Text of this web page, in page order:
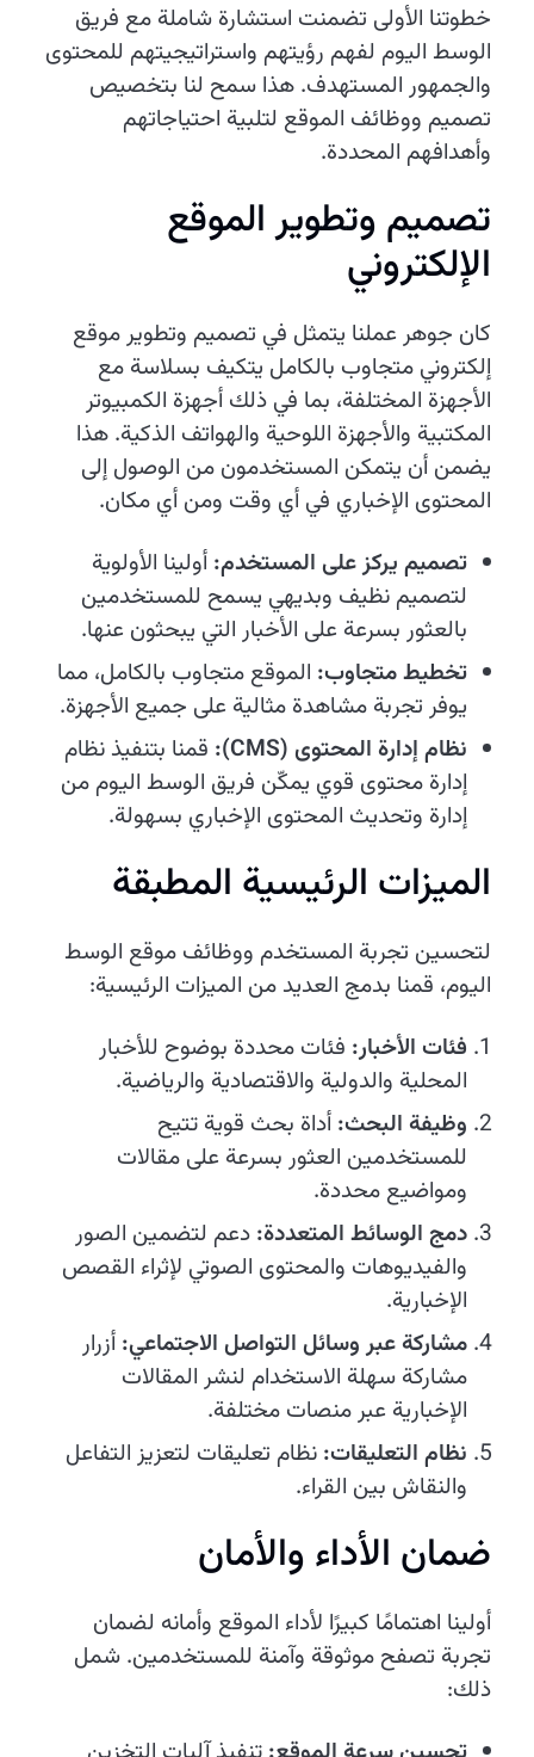
خطوتنا الأولى تضمنت استشارة شاملة مع فريق
الوسط اليوم لفهم رؤيتهم واستراتيجيتهم للمحتوى
والجمهور المستهدف. هذا سمح لنا بتخصيص
تصميم ووظائف الموقع لتلبية احتياجاتهم
وأهدافهم المحددة.
تصميم وتطوير الموقع
الإلكتروني
كان جوهر عملنا يتمثل في تصميم وتطوير موقع
إلكتروني متجاوب بالكامل يتكيف بسلاسة مع
الأجهزة المختلفة، بما في ذلك أجهزة الكمبيوتر
المكتبية والأجهزة اللوحية والهواتف الذكية. هذا
يضمن أن يتمكن المستخدمون من الوصول إلى
المحتوى الإخباري في أي وقت ومن أي مكان.
تصميم يركز على المستخدم: أولينا الأولوية
لتصميم نظيف وبديهي يسمح للمستخدمين
بالعثور بسرعة على الأخبار التي يبحثون عنها.
تخطيط متجاوب: الموقع متجاوب بالكامل، مما
يوفر تجربة مشاهدة مثالية على جميع الأجهزة.
نظام إدارة المحتوى (CMS):
قمنا بتنفيذ نظام
إدارة محتوى قوي يمكّن فريق الوسط اليوم من
إدارة وتحديث المحتوى الإخباري بسهولة.
الميزات الرئيسية المطبقة
لتحسين تجربة المستخدم ووظائف موقع الوسط
اليوم، قمنا بدمج العديد من الميزات الرئيسية:
فئات الأخبار: فئات محددة بوضوح للأخبار
المحلية والدولية والاقتصادية والرياضية.
وظيفة البحث: أداة بحث قوية تتيح
للمستخدمين العثور بسرعة على مقالات
ومواضيع محددة.
دمج الوسائط المتعددة: دعم لتضمين الصور
والفيديوهات والمحتوى الصوتي لإثراء القصص
الإخبارية.
مشاركة عبر وسائل التواصل الاجتماعي: أزرار
مشاركة سهلة الاستخدام لنشر المقالات
الإخبارية عبر منصات مختلفة.
نظام التعليقات: نظام تعليقات لتعزيز التفاعل
والنقاش بين القراء.
ضمان الأداء والأمان
أولينا اهتمامًا كبيرًا لأداء الموقع وأمانه لضمان
تجربة تصفح موثوقة وآمنة للمستخدمين. شمل
ذلك: